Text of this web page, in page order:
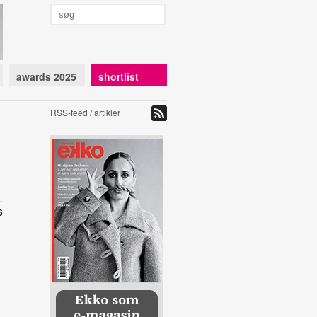
awards 2025 shortlist
RSS-feed / artikler